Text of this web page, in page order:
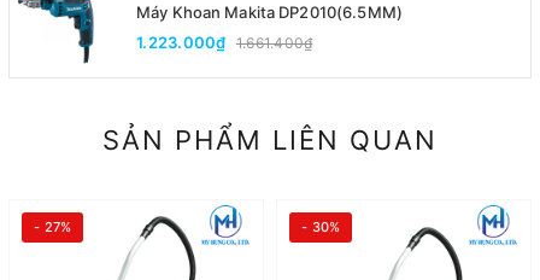
Máy Khoan Makita DP2010(6.5MM)
1.223.000₫ 1.661.400₫
SẢN PHẨM LIÊN QUAN
- 27% - 30%